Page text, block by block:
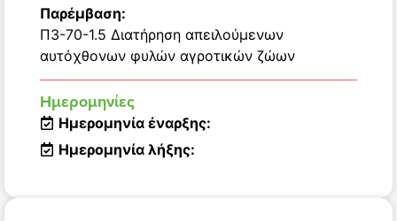
Παρέμβαση:
Π3-70-1.5 Διατήρηση απειλούμενων
αυτόχθονων φυλών αγροτικών ζώων
Ημερομηνίες
Ημερομηνία έναρξης:
Ημερομηνία λήξης: